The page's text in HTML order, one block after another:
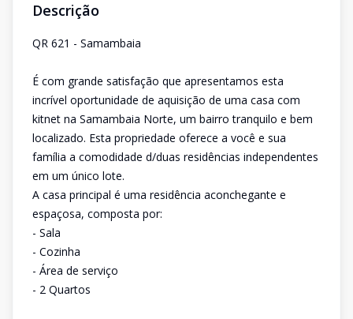
Descrição
QR 621 - Samambaia
É com grande satisfação que apresentamos esta
incrível oportunidade de aquisição de uma casa com
kitnet na Samambaia Norte, um bairro tranquilo e bem
localizado. Esta propriedade oferece a você e sua
família a comodidade d/duas residências independentes
em um único lote.
A casa principal é uma residência aconchegante e
espaçosa, composta por:
- Sala
- Cozinha
- Área de serviço
- 2 Quartos